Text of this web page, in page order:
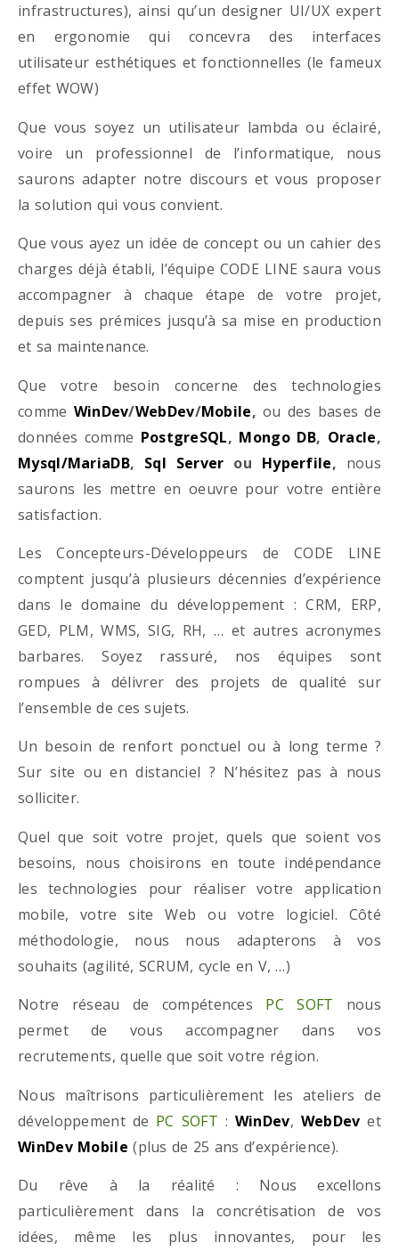
infrastructures), ainsi qu’un designer UI/UX expert
en ergonomie qui concevra des interfaces
utilisateur esthétiques et fonctionnelles (le fameux
effet WOW)
Que vous soyez un utilisateur lambda ou éclairé,
voire un professionnel de l’informatique, nous
saurons adapter notre discours et vous proposer
la solution qui vous convient.
Que vous ayez un idée de concept ou un cahier des
charges déjà établi, l’équipe CODE LINE saura vous
accompagner à chaque étape de votre projet,
depuis ses prémices jusqu’à sa mise en production
et sa maintenance.
Que votre besoin concerne des technologies
comme WinDev/WebDev/Mobile, ou des bases de
données comme PostgreSQL, Mongo DB, Oracle,
Mysql/MariaDB, Sql Server ou Hyperfile, nous
saurons les mettre en oeuvre pour votre entière
satisfaction.
Les Concepteurs-Développeurs de CODE LINE
comptent jusqu’à plusieurs décennies d’expérience
dans le domaine du développement : CRM, ERP,
GED, PLM, WMS, SIG, RH, … et autres acronymes
barbares. Soyez rassuré, nos équipes sont
rompues à délivrer des projets de qualité sur
l’ensemble de ces sujets.
Un besoin de renfort ponctuel ou à long terme ?
Sur site ou en distanciel ? N’hésitez pas à nous
solliciter.
Quel que soit votre projet, quels que soient vos
besoins, nous choisirons en toute indépendance
les technologies pour réaliser votre application
mobile, votre site Web ou votre logiciel. Côté
méthodologie, nous nous adapterons à vos
souhaits (agilité, SCRUM, cycle en V, …)
Notre réseau de compétences PC SOFT nous
permet de vous accompagner dans vos
recrutements, quelle que soit votre région.
Nous maîtrisons particulièrement les ateliers de
développement de PC SOFT : WinDev, WebDev et
WinDev Mobile (plus de 25 ans d’expérience).
Du rêve à la réalité : Nous excellons
particulièrement dans la concrétisation de vos
idées, même les plus innovantes, pour les